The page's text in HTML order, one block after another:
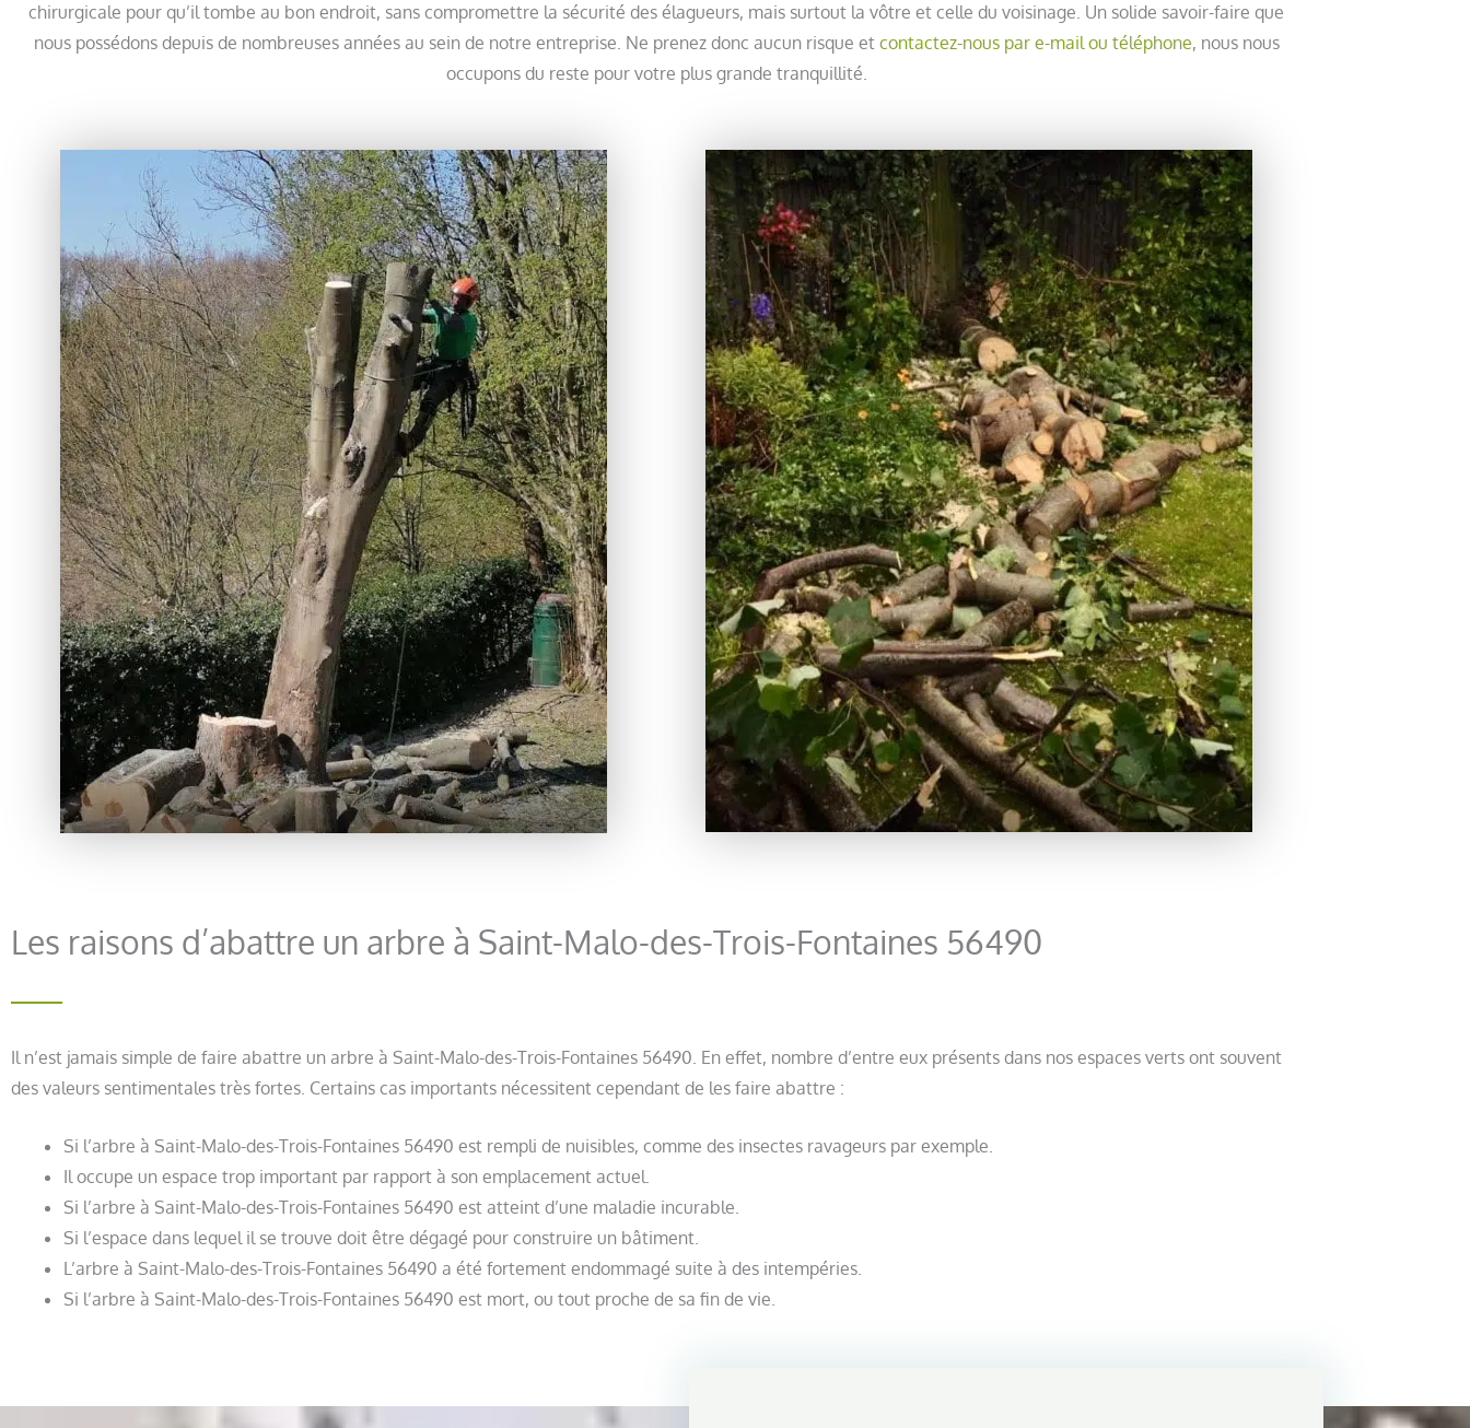
chirurgicale pour qu’il tombe au bon endroit, sans compromettre la sécurité des élagueurs, mais surtout la vôtre et celle du voisinage. Un solide savoir-faire que
nous possédons depuis de nombreuses années au sein de notre entreprise. Ne prenez donc aucun risque et contactez-nous par e-mail ou téléphone, nous nous
occupons du reste pour votre plus grande tranquillité.
Les raisons d’abattre un arbre à Saint-Malo-des-Trois-Fontaines 56490
Il n’est jamais simple de faire abattre un arbre à Saint-Malo-des-Trois-Fontaines 56490. En effet, nombre d’entre eux présents dans nos espaces verts ont souvent
des valeurs sentimentales très fortes. Certains cas importants nécessitent cependant de les faire abattre :
Si l’arbre à Saint-Malo-des-Trois-Fontaines 56490 est rempli de nuisibles, comme des insectes ravageurs par exemple.
Il occupe un espace trop important par rapport à son emplacement actuel.
Si l’arbre à Saint-Malo-des-Trois-Fontaines 56490 est atteint d’une maladie incurable.
Si l’espace dans lequel il se trouve doit être dégagé pour construire un bâtiment.
L’arbre à Saint-Malo-des-Trois-Fontaines 56490 a été fortement endommagé suite à des intempéries.
Si l’arbre à Saint-Malo-des-Trois-Fontaines 56490 est mort, ou tout proche de sa fin de vie.